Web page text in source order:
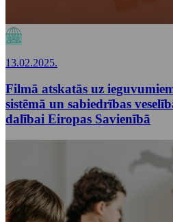
13.02.2025.
Filmā atskatās uz
sistēmā un sabiedrības
dalībai Eiropas Savienībā